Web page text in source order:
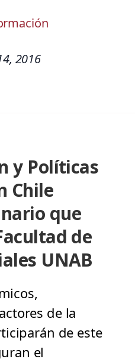
2016
y Políticas
Chile
que
de
UNAB
de la
de este
el